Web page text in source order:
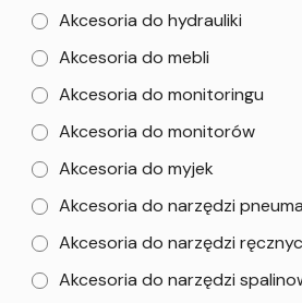
Akcesoria do hydrauliki
Akcesoria do mebli
Akcesoria do monitoringu
Akcesoria do monitorów
Akcesoria do myjek
Akcesoria do narzędzi
Akcesoria do narzędzi
Akcesoria do narzędzi